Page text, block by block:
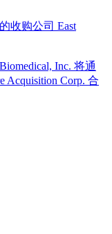
收购公司 East
Inc. 将通
Acquisition Corp. 合